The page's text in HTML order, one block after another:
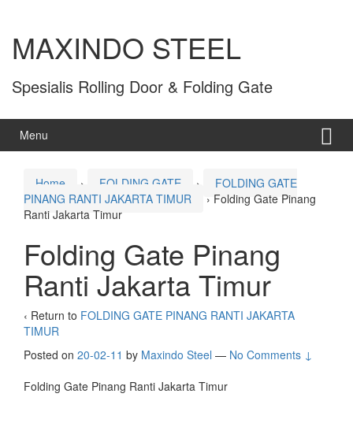
MAXINDO STEEL
Spesialis Rolling Door & Folding Gate
Menu
Home › FOLDING GATE ›
FOLDING GATE
PINANG RANTI JAKARTA TIMUR
› Folding Gate Pinang
Ranti Jakarta Timur
Folding Gate Pinang
Ranti Jakarta Timur
‹ Return to FOLDING GATE PINANG RANTI JAKARTA
TIMUR
Posted on 20-02-11 by Maxindo Steel — No Comments ↓
Folding Gate Pinang Ranti Jakarta Timur